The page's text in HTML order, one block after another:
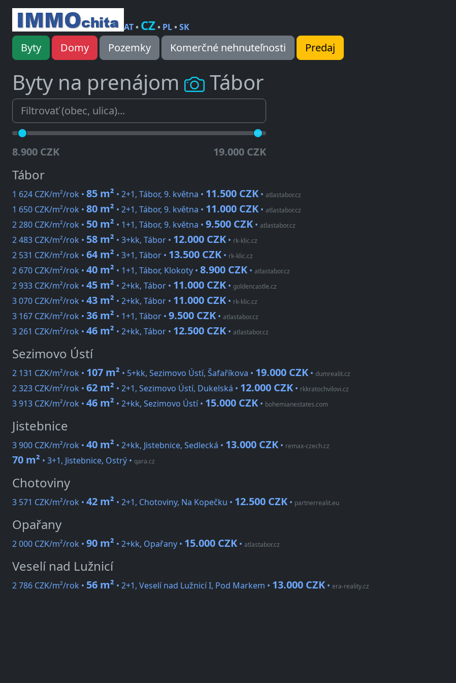
AT• CZ• PL•SK
Byty Domy Pozemky Komerčné nehnuteľnosti Predaj
Byty na prenájom Tábor
8.900 CZK 19.000 CZK
Tábor
1 624 CZK/m²/rok • 85 m² • 2+1, Tábor, 9. května • 11.500 CZK • atlastabor.cz
1 650 CZK/m²/rok • 80 m² • 2+1, Tábor, 9. května • 11.000 CZK • atlastabor.cz
2 280 CZK/m²/rok • 50 m² • 1+1, Tábor, 9. května • 9.500 CZK • atlastabor.cz
2 483 CZK/m²/rok • 58 m² • 3+kk, Tábor • 12.000 CZK • rk-klic.cz
2 531 CZK/m²/rok • 64 m² • 3+1, Tábor • 13.500 CZK • rk-klic.cz
2 670 CZK/m²/rok • 40 m² • 1+1, Tábor, Klokoty • 8.900 CZK • atlastabor.cz
2 933 CZK/m²/rok • 45 m² • 2+kk, Tábor • 11.000 CZK • goldencastle.cz
3 070 CZK/m²/rok • 43 m² • 2+kk, Tábor • 11.000 CZK • rk-klic.cz
3 167 CZK/m²/rok • 36 m² • 1+1, Tábor • 9.500 CZK • atlastabor.cz
3 261 CZK/m²/rok • 46 m² • 2+kk, Tábor • 12.500 CZK • atlastabor.cz
Sezimovo Ústí
2 131 CZK/m²/rok • 107 m² • 5+kk, Sezimovo Ústí, Šafaříkova • 19.000 CZK • dumrealit.cz
2 323 CZK/m²/rok • 62 m² • 2+1, Sezimovo Ústí, Dukelská • 12.000 CZK • rkkratochvilovi.cz
3 913 CZK/m²/rok • 46 m² • 2+kk, Sezimovo Ústí • 15.000 CZK • bohemianestates.com
Jistebnice
3 900 CZK/m²/rok • 40 m² • 2+kk, Jistebnice, Sedlecká • 13.000 CZK • remax-czech.cz
70 m² • 3+1, Jistebnice, Ostrý • qara.cz
Chotoviny
3 571 CZK/m²/rok • 42 m² • 2+1, Chotoviny, Na Kopečku • 12.500 CZK • partnerrealit.eu
Opařany
2 000 CZK/m²/rok • 90 m² • 2+kk, Opařany • 15.000 CZK • atlastabor.cz
Veselí nad Lužnicí
2 786 CZK/m²/rok • 56 m² • 2+1, Veselí nad Lužnicí I, Pod Markem • 13.000 CZK • era-reality.cz